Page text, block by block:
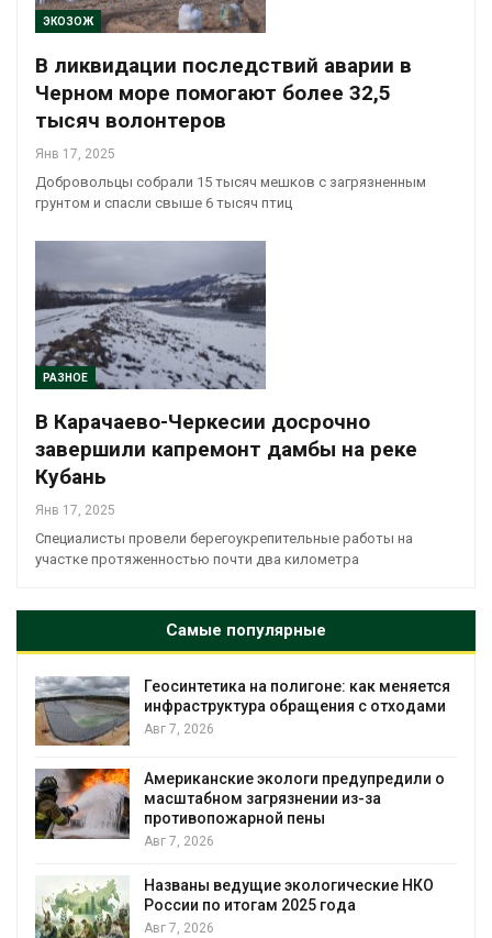
ЭКОЗОЖ
В ликвидации последствий аварии в
Черном море помогают более 32,5
тысяч волонтеров
Янв 17, 2025
Добровольцы собрали 15 тысяч мешков с загрязненным
грунтом и спасли свыше 6 тысяч птиц
РАЗНОЕ
В Карачаево-Черкесии досрочно
завершили капремонт дамбы на реке
Кубань
Янв 17, 2025
Специалисты провели берегоукрепительные работы на
участке протяженностью почти два километра
Самые популярные
Геосинтетика на полигоне: как меняется
инфраструктура обращения с отходами
Авг 7, 2026
Американские экологи предупредили о
масштабном загрязнении из-за
противопожарной пены
Авг 7, 2026
Названы ведущие экологические НКО
России по итогам 2025 года
Авг 7, 2026